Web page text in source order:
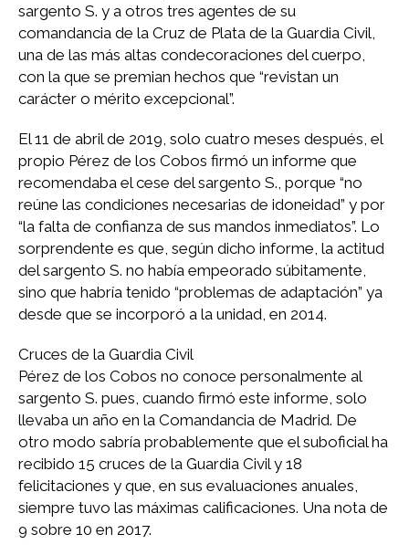
sargento S. y a otros tres agentes de su
comandancia de la Cruz de Plata de la Guardia Civil,
una de las más altas condecoraciones del cuerpo,
con la que se premian hechos que “revistan un
carácter o mérito excepcional”.
El 11 de abril de 2019, solo cuatro meses después, el
propio Pérez de los Cobos firmó un informe que
recomendaba el cese del sargento S., porque “no
reúne las condiciones necesarias de idoneidad” y por
“la falta de confianza de sus mandos inmediatos”. Lo
sorprendente es que, según dicho informe, la actitud
del sargento S. no había empeorado súbitamente,
sino que habría tenido “problemas de adaptación” ya
desde que se incorporó a la unidad, en 2014.
Cruces de la Guardia Civil
Pérez de los Cobos no conoce personalmente al
sargento S. pues, cuando firmó este informe, solo
llevaba un año en la Comandancia de Madrid. De
otro modo sabría probablemente que el suboficial ha
recibido 15 cruces de la Guardia Civil y 18
felicitaciones y que, en sus evaluaciones anuales,
siempre tuvo las máximas calificaciones. Una nota de
9 sobre 10 en 2017.